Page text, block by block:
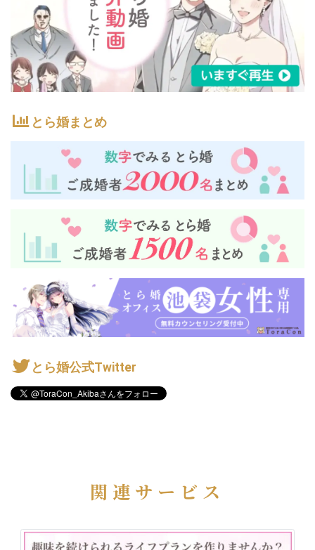
とら婚まとめ
とら婚公式Twitter
関連サービス